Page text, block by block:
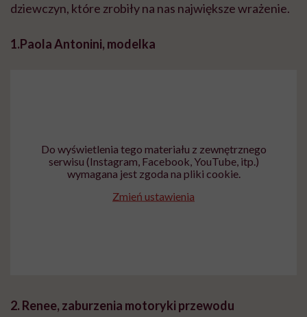
dziewczyn, które zrobiły na nas największe wrażenie.
1.Paola Antonini, modelka
Do wyświetlenia tego materiału z zewnętrznego
serwisu (Instagram, Facebook, YouTube, itp.)
wymagana jest zgoda na pliki cookie.
Zmień ustawienia
2. Renee, zaburzenia motoryki przewodu